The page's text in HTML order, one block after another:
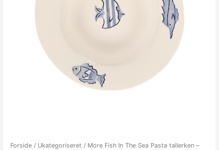
Forside / Ukategoriseret / More Fish In The Sea Pasta tallerken –